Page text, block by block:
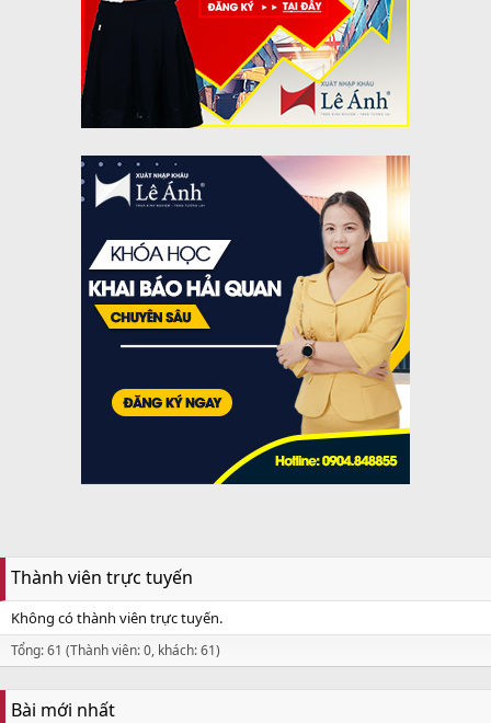
Thành viên trực tuyến
Không có thành viên trực tuyến.
Tổng: 61 (Thành viên: 0, khách: 61)
Bài mới nhất